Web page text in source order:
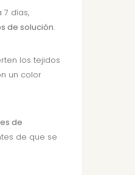
7 días,
de solución.
los tejidos
un color
de
de que se